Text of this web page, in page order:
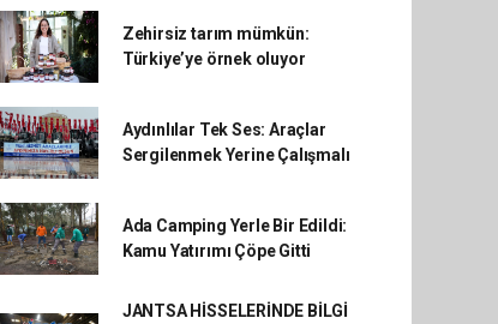
Zehirsiz tarım mümkün:
Türkiye’ye örnek oluyor
Aydınlılar Tek Ses: Araçlar
Sergilenmek Yerine Çalışmalı
Ada Camping Yerle Bir Edildi:
Kamu Yatırımı Çöpe Gitti
JANTSA HİSSELERİNDE BİLGİ